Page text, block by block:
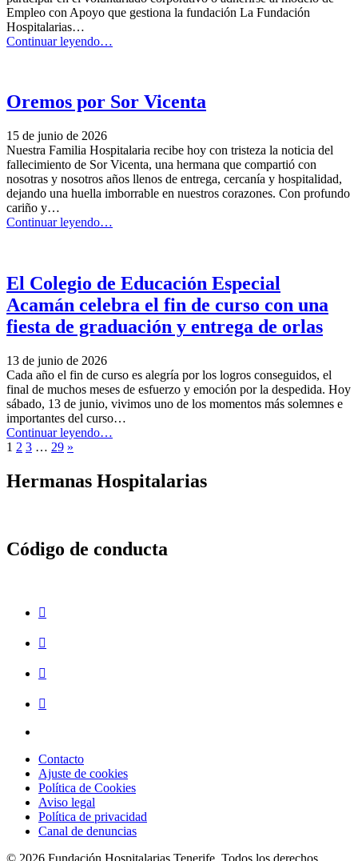
Atención
Empleo con Apoyo que gestiona la fundación La Fundación
Hospitalarias…
Continuar leyendo“La
y
el
hotelero
Kora
Living
establecen
nuevas
de
…
Oremos por Sor Vicenta
15 de junio de 2026
Nuestra Familia Hospitalaria recibe hoy con tristeza la noticia del
fallecimiento de Sor Vicenta, una hermana que compartió con
nosotras y nosotros años llenos de entrega, cercanía y hospitalidad,
dejando una huella imborrable en nuestros corazones. Con profundo
cariño y…
Continuar leyendo“Oremos
…
El Colegio de Educación Especial
Acamán celebra el fin de curso con una
fiesta de graduación y entrega de orlas
13 de junio de 2026
Cada año el fin de curso es alegría por los logros conseguidos, el
final de muchos meses de esfuerzo y emoción por la despedida. Hoy
sábado, 13 de junio, vivimos uno de los momentos más solemnes e
importantes del curso…
Continuar leyendo“El
Educación
Especial
fin
…
1 2 3 … 29 Página
»
Hermanas Hospitalarias
Código de conducta
Contacto
Ajuste de cookies
Política de Cookies
Aviso legal
Política de privacidad
Canal de denuncias
© 2026 Fundación Hospitalarias Tenerife. Todos los derechos